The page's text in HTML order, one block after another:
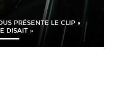
PRÉSENTE LE CLIP «
DISAIT »